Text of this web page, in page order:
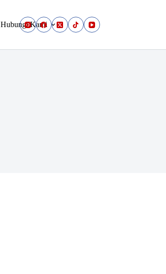
Hubungi Kami